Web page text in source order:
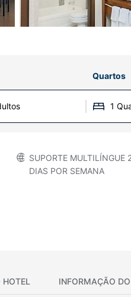
Quartos
1
SUPORTE MULTILÍNGUE
DIAS POR SEMANA
HOTEL INFORMAÇÃO